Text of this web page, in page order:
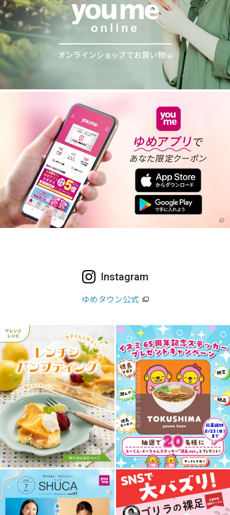
Instagram
ゆめタウン公式